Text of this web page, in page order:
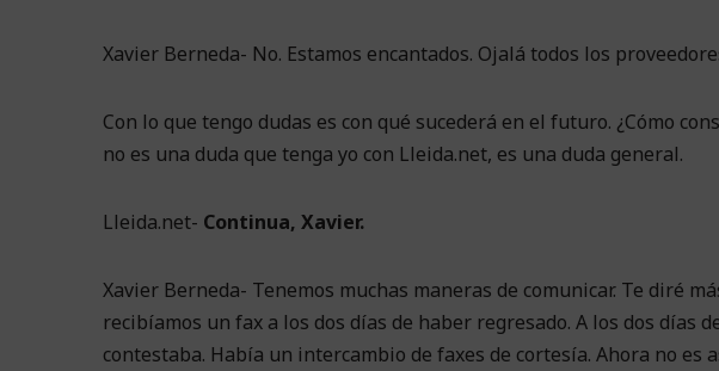
Xavier Berneda- No. Estamos encantados. Ojalá todos los
Con lo que tengo dudas es con qué sucederá en el futuro. ¿Cómo
no es una duda que tenga yo con Lleida.net, es una duda general.
Lleida.net- Continua, Xavier.
Xavier Berneda- Tenemos muchas maneras de comunicar. Te diré
recibíamos un fax a los dos días de haber regresado. A los dos días
contestaba. Había un intercambio de faxes de cortesía. Ahora no es